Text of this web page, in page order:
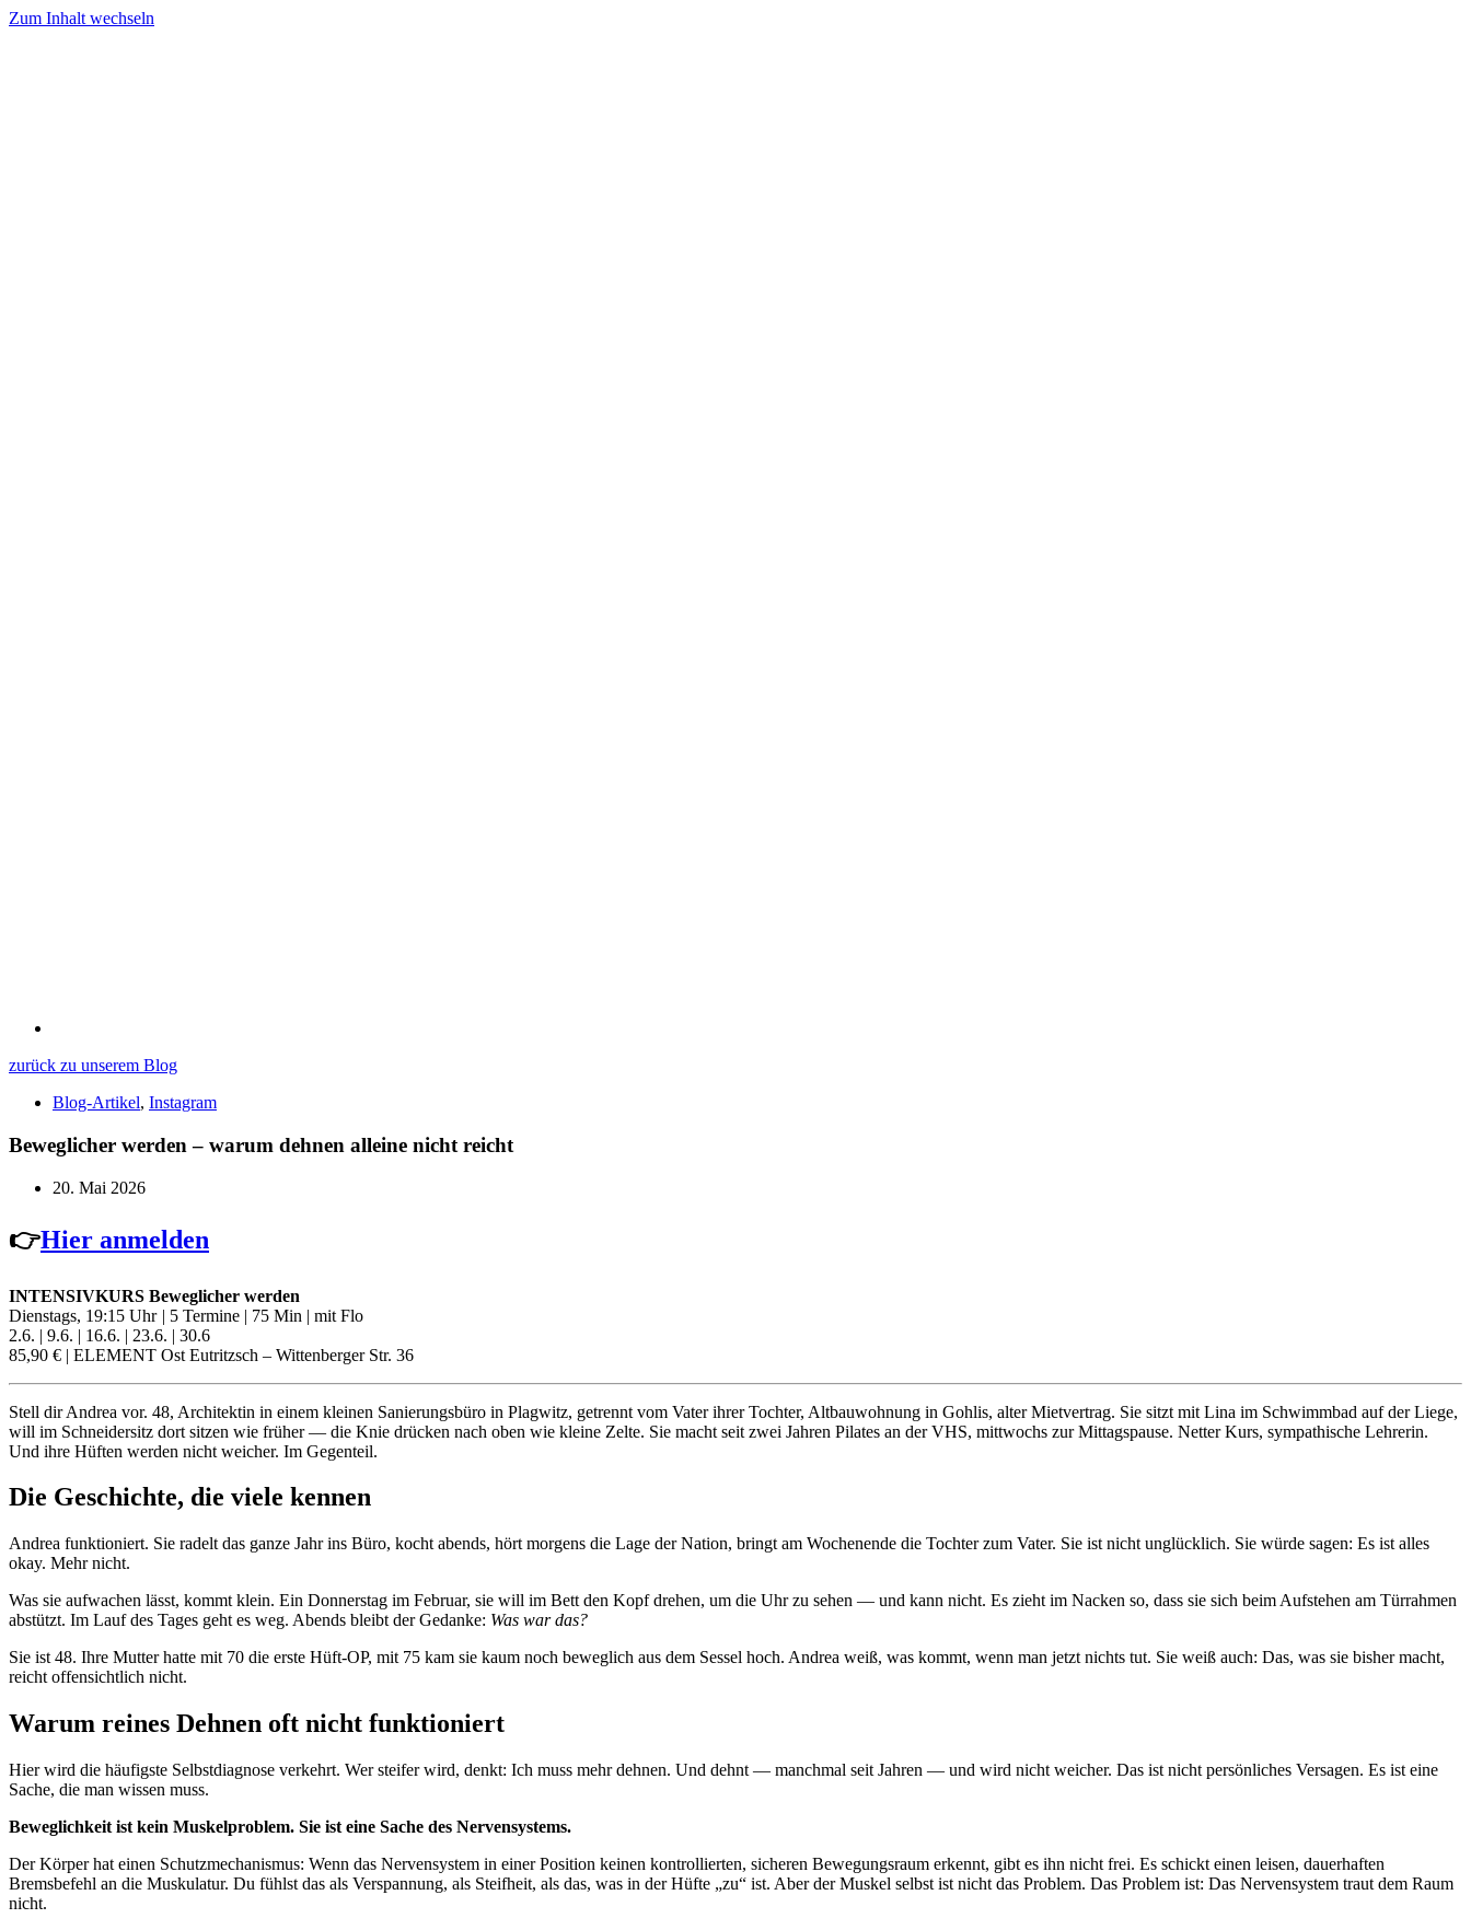
Zum Inhalt wechseln
zurück zu unserem Blog
Blog-Artikel, Instagram
Beweglicher werden – warum dehnen alleine nicht reicht
20. Mai 2026
👉Hier anmelden
INTENSIVKURS Beweglicher werden
Dienstags, 19:15 Uhr | 5 Termine | 75 Min | mit Flo
2.6. | 9.6. | 16.6. | 23.6. | 30.6
85,90 € | ELEMENT Ost Eutritzsch – Wittenberger Str. 36
Stell dir Andrea vor. 48, Architektin in einem kleinen Sanierungsbüro in Plagwitz, getrennt vom Vater ihrer Tochter, Altbauwohnung in Gohlis, alter Mietvertrag. Sie sitzt mit Lina im Schwimmbad auf der Liege,
will im Schneidersitz dort sitzen wie früher — die Knie drücken nach oben wie kleine Zelte. Sie macht seit zwei Jahren Pilates an der VHS, mittwochs zur Mittagspause. Netter Kurs, sympathische Lehrerin.
Und ihre Hüften werden nicht weicher. Im Gegenteil.
Die Geschichte, die viele kennen
Andrea funktioniert. Sie radelt das ganze Jahr ins Büro, kocht abends, hört morgens die Lage der Nation, bringt am Wochenende die Tochter zum Vater. Sie ist nicht unglücklich. Sie würde sagen: Es ist alles
okay. Mehr nicht.
Was sie aufwachen lässt, kommt klein. Ein Donnerstag im Februar, sie will im Bett den Kopf drehen, um die Uhr zu sehen — und kann nicht. Es zieht im Nacken so, dass sie sich beim Aufstehen am Türrahmen
abstützt. Im Lauf des Tages geht es weg. Abends bleibt der Gedanke: Was war das?
Sie ist 48. Ihre Mutter hatte mit 70 die erste Hüft-OP, mit 75 kam sie kaum noch beweglich aus dem Sessel hoch. Andrea weiß, was kommt, wenn man jetzt nichts tut. Sie weiß auch: Das, was sie bisher macht,
reicht offensichtlich nicht.
Warum reines Dehnen oft nicht funktioniert
Hier wird die häufigste Selbstdiagnose verkehrt. Wer steifer wird, denkt: Ich muss mehr dehnen. Und dehnt — manchmal seit Jahren — und wird nicht weicher. Das ist nicht persönliches Versagen. Es ist eine
Sache, die man wissen muss.
Beweglichkeit ist kein Muskelproblem. Sie ist eine Sache des Nervensystems.
Der Körper hat einen Schutzmechanismus: Wenn das Nervensystem in einer Position keinen kontrollierten, sicheren Bewegungsraum erkennt, gibt es ihn nicht frei. Es schickt einen leisen, dauerhaften
Bremsbefehl an die Muskulatur. Du fühlst das als Verspannung, als Steifheit, als das, was in der Hüfte „zu“ ist. Aber der Muskel selbst ist nicht das Problem. Das Problem ist: Das Nervensystem traut dem Raum
nicht.